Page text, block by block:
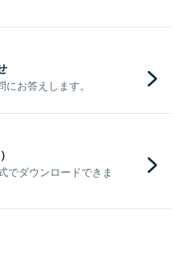
お答えします。
でダウンロードできま